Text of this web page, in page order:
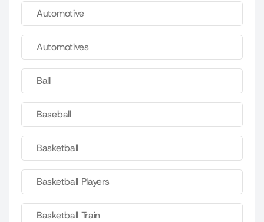
Automotive
Automotives
Ball
Baseball
Basketball
Basketball Players
Basketball Train